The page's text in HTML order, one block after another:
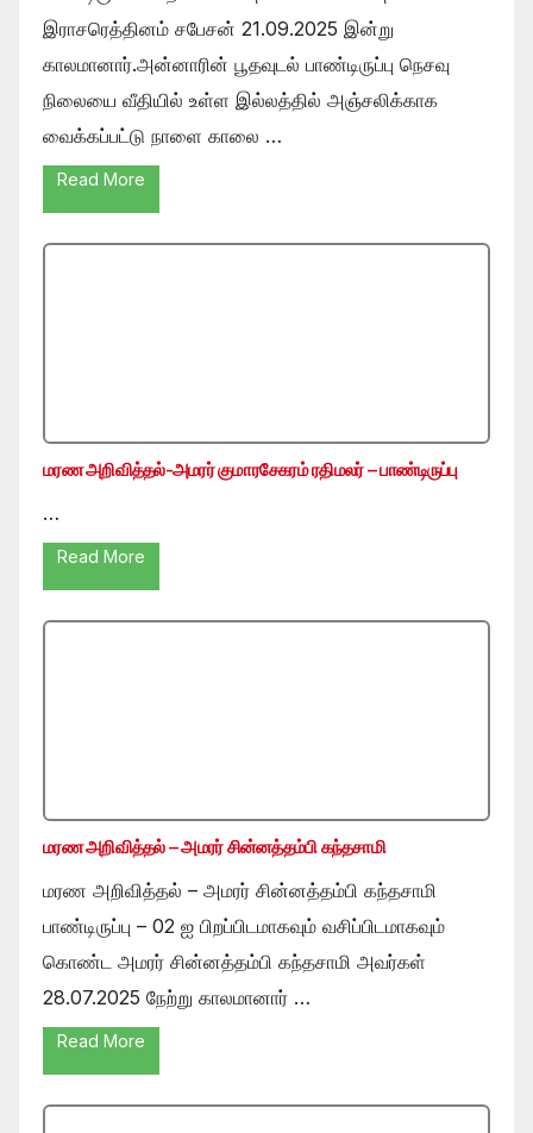
இராசரெத்தினம் சபேசன் 21.09.2025 இன்று
காலமானார்.அன்னாரின் பூதவுடல் பாண்டிருப்பு நெசவு
நிலையை வீதியில் உள்ள இல்லத்தில் அஞ்சலிக்காக
வைக்கப்பட்டு நாளை காலை …
Read More
மரண அறிவித்தல்-அமரர் குமாரசேகரம் ரதிமலர் – பாண்டிருப்பு
…
Read More
மரண அறிவித்தல் – அமரர் சின்னத்தம்பி கந்தசாமி
மரண அறிவித்தல் – அமரர் சின்னத்தம்பி கந்தசாமி
பாண்டிருப்பு – 02 ஐ பிறப்பிடமாகவும் வசிப்பிடமாகவும்
கொண்ட அமரர் சின்னத்தம்பி கந்தசாமி அவர்கள்
28.07.2025 நேற்று காலமானார் …
Read More